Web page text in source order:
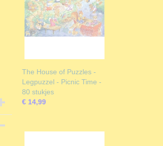
The House of Puzzles -
Legpuzzel - Picnic Time -
80 stukjes
€ 14,99